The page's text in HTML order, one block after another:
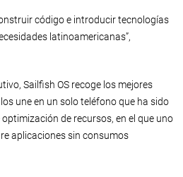
código e introducir tecnologías
latinoamericanas”,
Sailfish OS recoge los mejores
une en un solo teléfono que ha sido
de recursos, en el que uno
aplicaciones sin consumos